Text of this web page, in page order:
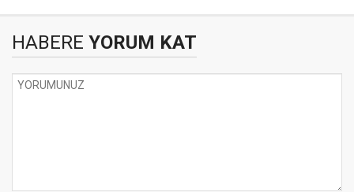
HABERE YORUM KAT